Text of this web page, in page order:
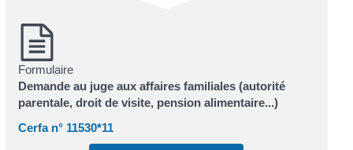
Formulaire
Demande au juge aux affaires familiales (autorité
parentale, droit de visite, pension alimentaire...)
Cerfa n° 11530*11